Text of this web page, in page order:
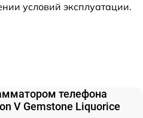
условий эксплуатации.
телефона
V Gemstone Liquorice